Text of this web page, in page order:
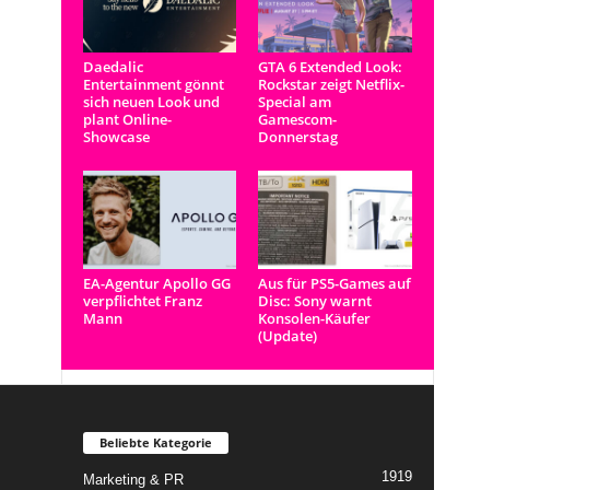
Daedalic
Entertainment gönnt
sich neuen Look und
plant Online-
Showcase
GTA 6 Extended Look:
Rockstar zeigt Netflix-
Special am
Gamescom-
Donnerstag
EA-Agentur Apollo GG
verpflichtet Franz
Mann
Aus für PS5-Games auf
Disc: Sony warnt
Konsolen-Käufer
(Update)
Beliebte Kategorie
Marketing & PR 1919